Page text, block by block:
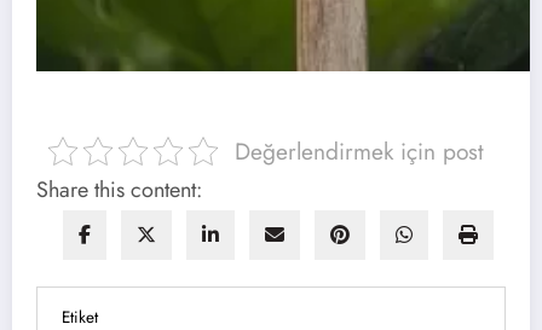
Değerlendirmek için post
Share this content:
Etiket